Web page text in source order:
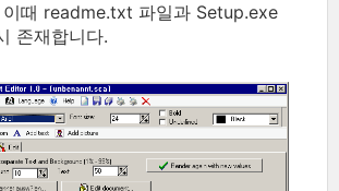
이때 readme.txt 파일과 Setup.exe
존재합니다.